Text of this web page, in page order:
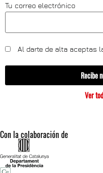
Tu correo electrónico
Al darte de alta aceptas
Recibe
Ver
Con la colaboración de